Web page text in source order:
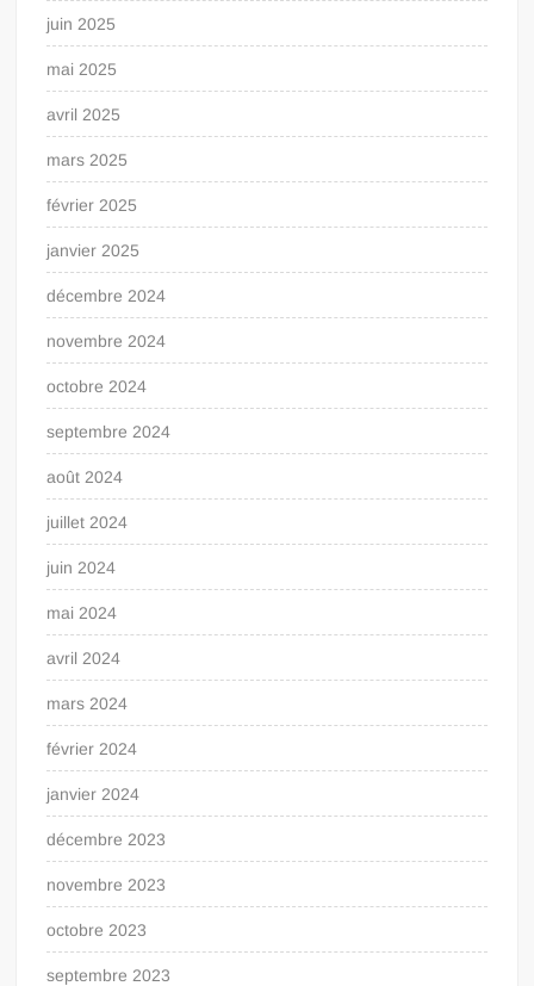
juin 2025
mai 2025
avril 2025
mars 2025
février 2025
janvier 2025
décembre 2024
novembre 2024
octobre 2024
septembre 2024
août 2024
juillet 2024
juin 2024
mai 2024
avril 2024
mars 2024
février 2024
janvier 2024
décembre 2023
novembre 2023
octobre 2023
septembre 2023